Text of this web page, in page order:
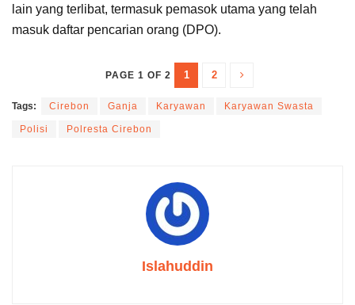
lain yang terlibat, termasuk pemasok utama yang telah
masuk daftar pencarian orang (DPO).
PAGE 1 OF 2 1 2
Tags: Cirebon Ganja Karyawan Karyawan Swasta
Polisi Polresta Cirebon
Islahuddin